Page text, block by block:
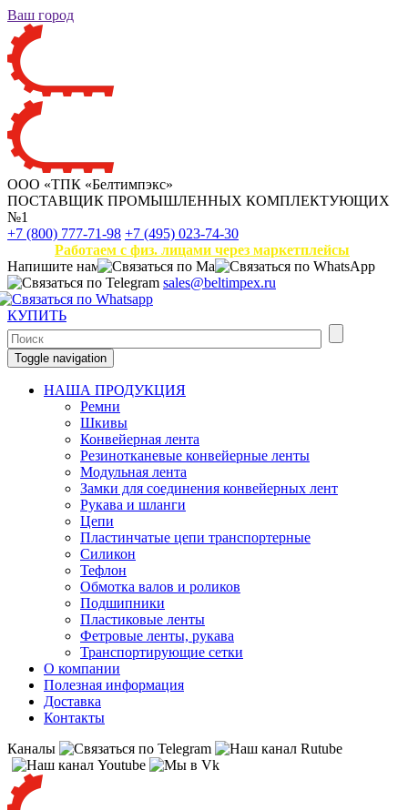
Ваш город
ООО «ТПК «Белтимпэкс»
ПОСТАВЩИК ПРОМЫШЛЕННЫХ КОМПЛЕКТУЮЩИХ
№1
+7 (800) 777-71-98 +7 (495) 023-74-30
Работаем с физ. лицами через маркетплейсы
Напишите нам
sales@beltimpex.ru
КУПИТЬ
Toggle navigation
НАША ПРОДУКЦИЯ
Ремни
Шкивы
Конвейерная лента
Резинотканевые конвейерные ленты
Модульная лента
Замки для соединения конвейерных лент
Рукава и шланги
Цепи
Пластинчатые цепи транспортерные
Силикон
Тефлон
Обмотка валов и роликов
Подшипники
Пластиковые ленты
Фетровые ленты, рукава
Транспортирующие сетки
О компании
Полезная информация
Доставка
Контакты
Каналы